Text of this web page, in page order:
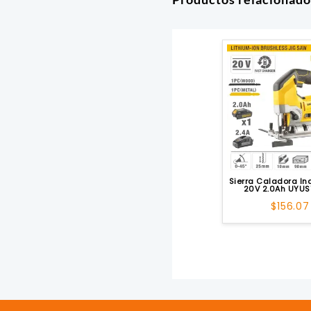
Sierra Caladora
20V 2.0Ah
$156.07